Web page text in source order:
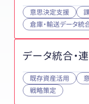
意思決定支援
倉庫・輸送データ統
データ統合・
既存資産活用
戦略策定